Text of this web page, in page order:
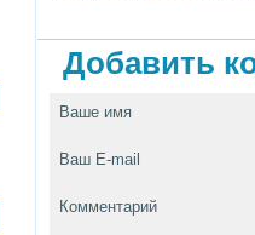
Добавить
Ваше имя
Ваш E-mail
Комментарий